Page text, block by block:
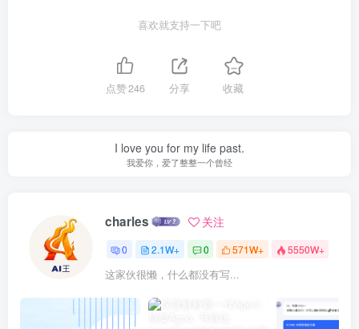
喜欢就支持一下吧
点赞246 分享 收藏
I love you for my life past.
我爱你，爱了整整一个曾经
charles 关注
0 2.1W+ 0 571W+ 5550W+
这家伙很懒，什么都没有写...